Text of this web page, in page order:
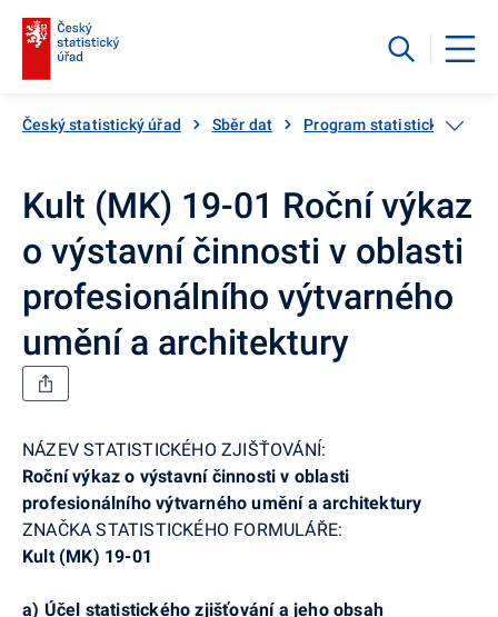
Český statistický úřad Sběr dat Program statistických
Kult (MK) 19-01 Roční výkaz
o výstavní činnosti v oblasti
profesionálního výtvarného
umění a architektury
NÁZEV STATISTICKÉHO ZJIŠŤOVÁNÍ:
Roční výkaz o výstavní činnosti v oblasti
profesionálního výtvarného umění a architektury
ZNAČKA STATISTICKÉHO FORMULÁŘE:
Kult (MK) 19-01
a) Účel statistického zjišťování a jeho obsah